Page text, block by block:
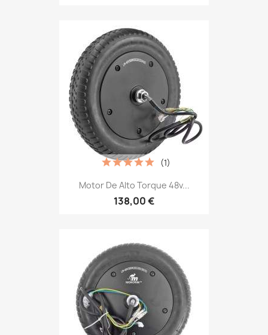
Motor De Alto Torque 48v...
138,00 €
(1)